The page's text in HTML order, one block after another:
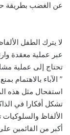
عن الغضب بطريقة
لا يترك الطفل
عبر عملية معقدة
تحتاج إلى عملية
” الآباء بالاهتمام
استفحال مثل هذه
تشكل أفكارا في
الألفاظ
أكبر من القائمين